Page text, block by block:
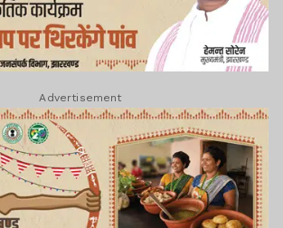
Advertisement